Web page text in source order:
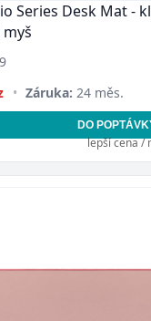
Series Desk Mat -
• Záruka: 24 měs.
DO
lepší cena /